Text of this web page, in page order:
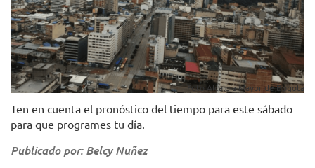
Foto Alcaldía Mayor de Bogotá
Ten en cuenta el pronóstico del tiempo para este sábado
para que programes tu día.
Publicado por: Belcy Nuñez